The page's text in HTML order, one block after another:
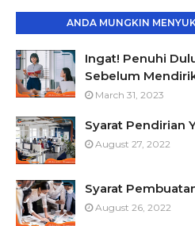
ANDA MUNGKIN
Ingat! Penuhi
Sebelum
March 31, 2023
Syarat Pendirian
August 27, 2022
Syarat
August 26, 2022